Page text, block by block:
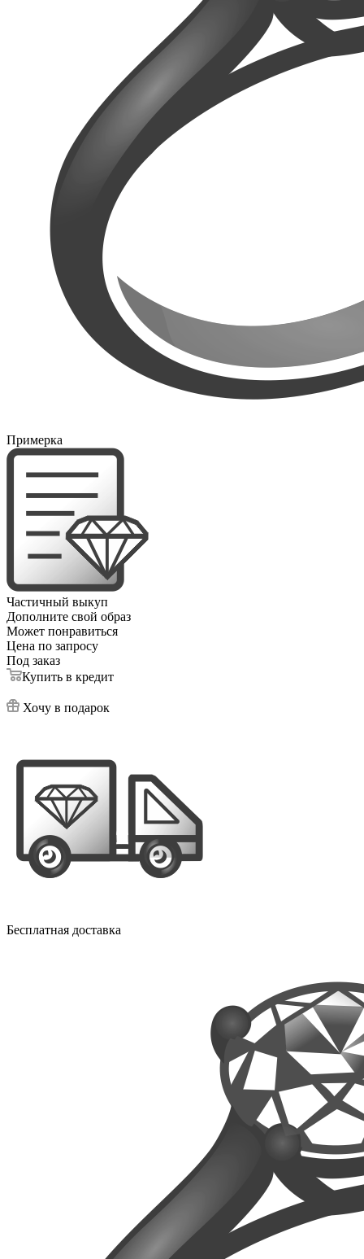
Примерка
Частичный выкуп
Дополните свой образ
Может понравиться
Цена по запросу
Под заказ
Купить в кредит
Хочу в подарок
Бесплатная доставка